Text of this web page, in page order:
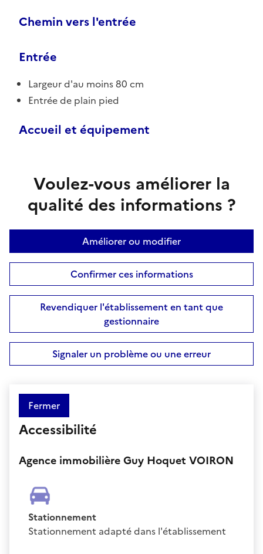
Chemin vers l'entrée
Entrée
Largeur d'au moins 80 cm
Entrée de plain pied
Accueil et équipement
Voulez-vous améliorer la
qualité des informations ?
Améliorer ou modifier
Confirmer ces informations
Revendiquer l'établissement en tant que
gestionnaire
Signaler un problème ou une erreur
Fermer
Accessibilité
Agence immobilière Guy Hoquet VOIRON
Stationnement
Stationnement adapté dans l'établissement